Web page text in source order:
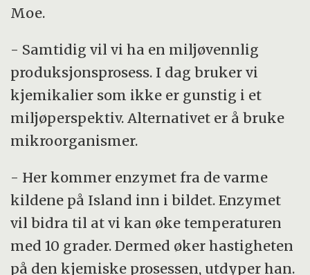
Moe.
- Samtidig vil vi ha en miljøvennlig
produksjonsprosess. I dag bruker vi
kjemikalier som ikke er gunstig i et
miljøperspektiv. Alternativet er å bruke
mikroorganismer.
- Her kommer enzymet fra de varme
kildene på Island inn i bildet. Enzymet
vil bidra til at vi kan øke temperaturen
med 10 grader. Dermed øker hastigheten
på den kjemiske prosessen, utdyper han.